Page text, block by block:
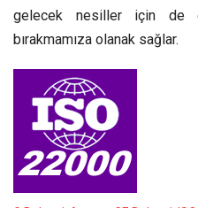
gelecek nesiller için de
bırakmamıza olanak sağlar.